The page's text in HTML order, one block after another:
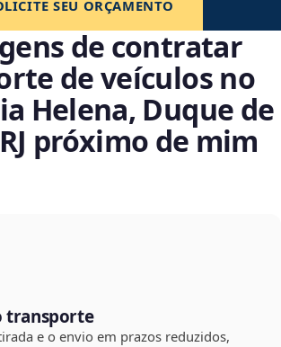
SEU ORÇAMENTO
de contratar
de veículos no
Helena, Duque de
próximo de mim
transporte
e o envio em prazos reduzidos,